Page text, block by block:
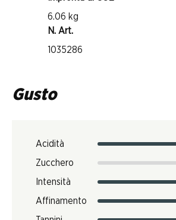
6.06 kg
N. Art.
1035286
Gusto
Acidità
Zucchero
Intensità
Affinamento